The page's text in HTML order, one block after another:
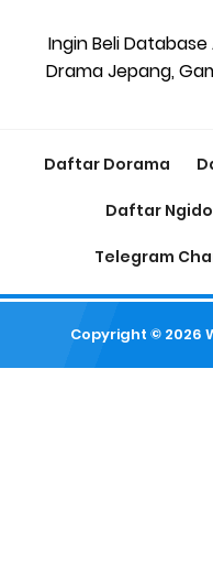
Ingin Beli Database
Drama Jepang,
Daftar Dorama
Daftar
Telegram
Copyright © 2026